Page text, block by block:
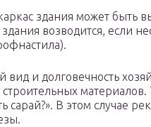
здания может быть
здания возводится, если
и долговечность
строительных
сарай?». В этом случае